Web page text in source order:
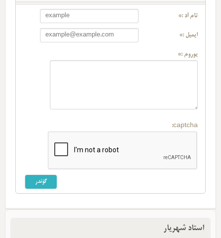
تام آد :*
ایمیل :*
یوروم :*
captcha:
استاد شهریار